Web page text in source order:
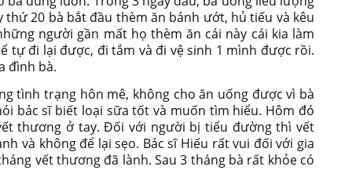
thứ 20 bà bắt đầu thèm ăn bánh ướt, hủ tiếu và kêu
người gần mất họ thèm ăn cái này cái kia làm
tự đi lại được, đi tắm và đi vệ sinh 1 mình được rồi.
đình bà.
tình trạng hôn mê, không cho ăn uống được vì bà
bác sĩ biết loại sữa tốt và muốn tìm hiểu. Hôm đó
thương ở tay. Đối với người bị tiểu đường thì vết
và không để lại sẹo. Bác sĩ Hiếu rất vui đối với gia
vết thương đã lành. Sau 3 tháng bà rất khỏe có